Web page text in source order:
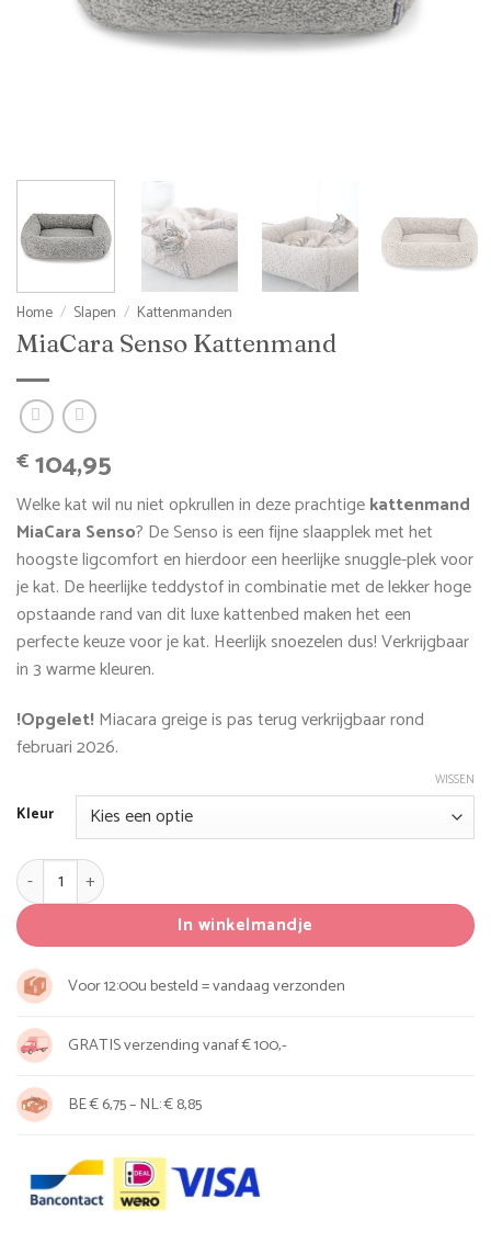
Home / Slapen / Kattenmanden
MiaCara Senso Kattenmand
€ 104,95
Welke kat wil nu niet opkrullen in deze prachtigekattenmand
MiaCara Senso? De Senso is een fijne slaapplek met het
hoogste ligcomfort en hierdoor een heerlijke snuggle-plek voor
je kat. De heerlijke teddystof in combinatie met de lekker hoge
opstaande rand van dit luxe kattenbed maken het een
perfecte keuze voor je kat. Heerlijk snoezelen dus!Verkrijgbaar
in 3 warme kleuren.
!Opgelet! Miacara greige is pas terug verkrijgbaar rond
februari 2026.
Kleur
WISSEN
MiaCara Senso Kattenmand aantal
In winkelmandje
Voor 12:00u besteld = vandaag verzonden
GRATIS verzending vanaf € 100,-
BE € 6,75 – NL: € 8,85